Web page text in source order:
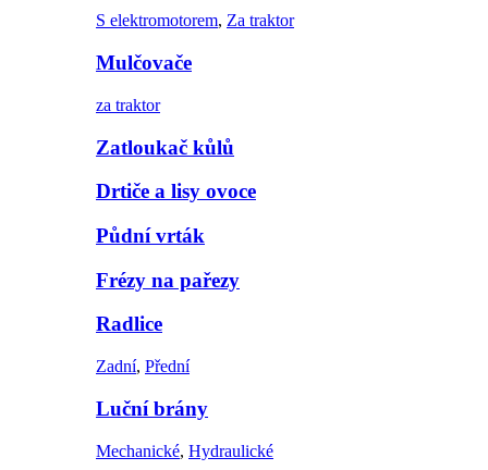
S elektromotorem, Za traktor
Mulčovače
za traktor
Zatloukač kůlů
Drtiče a lisy ovoce
Půdní vrták
Frézy na pařezy
Radlice
Zadní, Přední
Luční brány
Mechanické, Hydraulické